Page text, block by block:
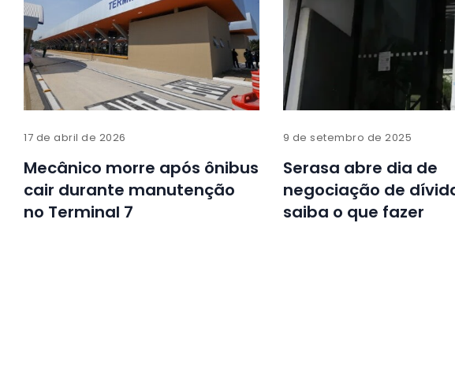
17 de abril de 2026
Mecânico morre após ônibus
cair durante manutenção
no Terminal 7
9 de setembro de 2025
Serasa abre dia de
negociação de
saiba o que fazer